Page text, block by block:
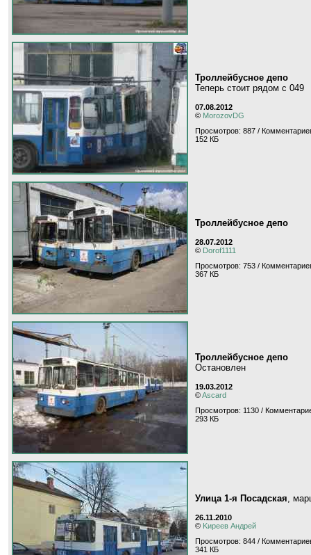
Троллейбусное депо
Теперь стоит рядом с 049
07.08.2012
© MorozovDG
Просмотров: 887 /
152 КБ
Троллейбусное депо
28.07.2012
© Dorof1111
Просмотров: 753 /
367 КБ
Троллейбусное депо
Остановлен
19.03.2012
©Ascard
Просмотров: 1130 /
293 КБ
Улица 1-я Посадская,
26.11.2010
© Kиpeeв Aндpeй
Просмотров: 844 /
341 КБ